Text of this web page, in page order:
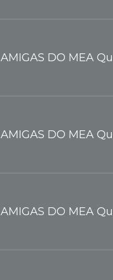
AMIGAS DO MEA
AMIGAS DO MEA
AMIGAS DO MEA